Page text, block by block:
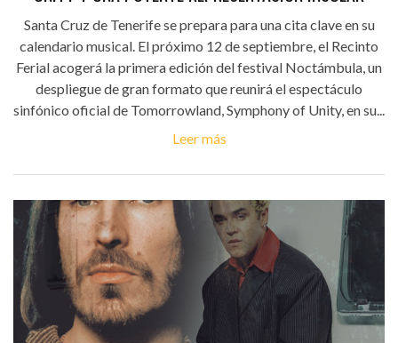
Santa Cruz de Tenerife se prepara para una cita clave en su
calendario musical. El próximo 12 de septiembre, el Recinto
Ferial acogerá la primera edición del festival Noctámbula, un
despliegue de gran formato que reunirá el espectáculo
sinfónico oficial de Tomorrowland, Symphony of Unity, en su...
Leer más